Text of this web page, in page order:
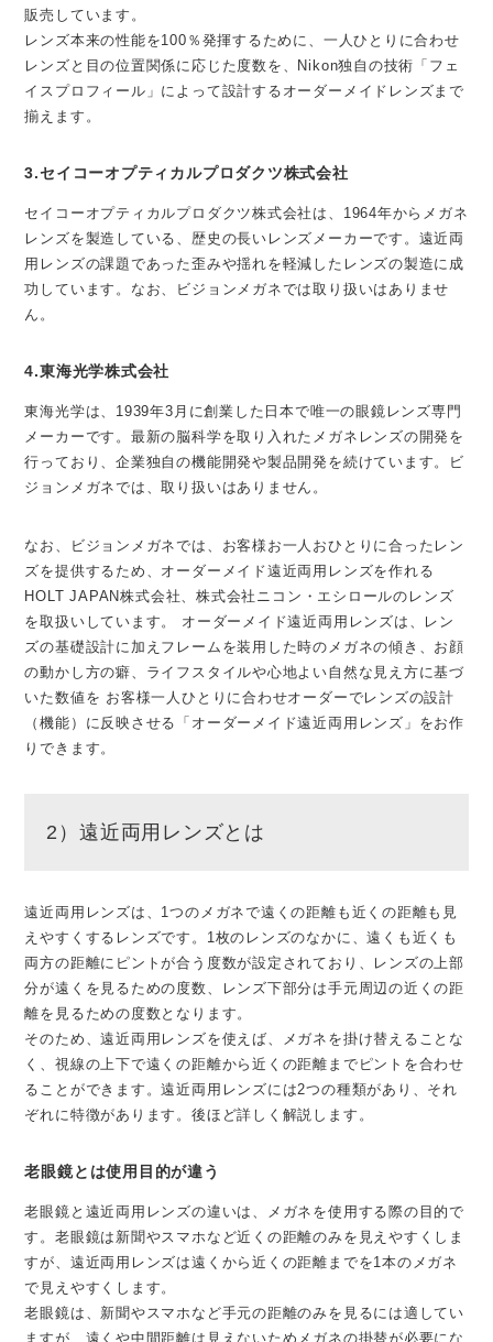
販売しています。
レンズ本来の性能を100％発揮するために、一人ひとりに合わせ
レンズと目の位置関係に応じた度数を、Nikon独自の技術「フェ
イスプロフィール」によって設計するオーダーメイドレンズまで
揃えます。
3.セイコーオプティカルプロダクツ株式会社
セイコーオプティカルプロダクツ株式会社は、1964年からメガネ
レンズを製造している、歴史の長いレンズメーカーです。遠近両
用レンズの課題であった歪みや揺れを軽減したレンズの製造に成
功しています。なお、ビジョンメガネでは取り扱いはありませ
ん。
4.東海光学株式会社
東海光学は、1939年3月に創業した日本で唯一の眼鏡レンズ専門
メーカーです。最新の脳科学を取り入れたメガネレンズの開発を
行っており、企業独自の機能開発や製品開発を続けています。ビ
ジョンメガネでは、取り扱いはありません。
なお、ビジョンメガネでは、お客様お一人おひとりに合ったレン
ズを提供するため、オーダーメイド遠近両用レンズを作れる
HOLT JAPAN株式会社、株式会社ニコン・エシロールのレンズ
を取扱いしています。 オーダーメイド遠近両用レンズは、レン
ズの基礎設計に加えフレームを装用した時のメガネの傾き、お顔
の動かし方の癖、ライフスタイルや心地よい自然な見え方に基づ
いた数値を お客様一人ひとりに合わせオーダーでレンズの設計
（機能）に反映させる「オーダーメイド遠近両用レンズ」をお作
りできます。
2）遠近両用レンズとは
遠近両用レンズは、1つのメガネで遠くの距離も近くの距離も見
えやすくするレンズです。1枚のレンズのなかに、遠くも近くも
両方の距離にピントが合う度数が設定されており、レンズの上部
分が遠くを見るための度数、レンズ下部分は手元周辺の近くの距
離を見るための度数となります。
そのため、遠近両用レンズを使えば、メガネを掛け替えることな
く、視線の上下で遠くの距離から近くの距離までピントを合わせ
ることができます。遠近両用レンズには2つの種類があり、それ
ぞれに特徴があります。後ほど詳しく解説します。
老眼鏡とは使用目的が違う
老眼鏡と遠近両用レンズの違いは、メガネを使用する際の目的で
す。老眼鏡は新聞やスマホなど近くの距離のみを見えやすくしま
すが、遠近両用レンズは遠くから近くの距離までを1本のメガネ
で見えやすくします。
老眼鏡は、新聞やスマホなど手元の距離のみを見るには適してい
ますが、遠くや中間距離は見えないためメガネの掛替が必要にな